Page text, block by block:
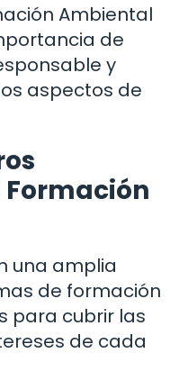
Ambiental
de
y
aspectos de
una amplia
de formación
para cubrir las
de cada